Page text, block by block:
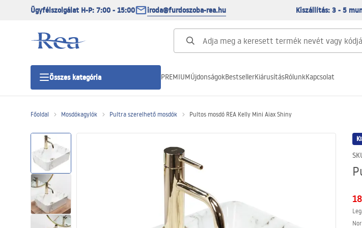
Ügyfélszolgálat H-P: 7:00 - 15:00 iroda@furdoszoba-rea.hu Kiszállítás: 3 - 5
Összes kategória
Zuhanyajtó
Zuhanylefolyók
PREMIUMÚjdonságokBestsellerKiárusításRólunkKapcsolat
Főoldal Mosdókagylók Pultra szerelhető mosdók Pultos mosdó REA Kelly Mini Aiax Shiny